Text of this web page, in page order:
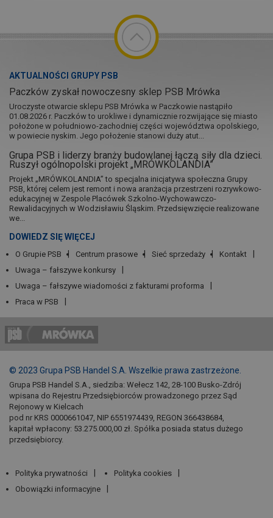
AKTUALNOŚCI GRUPY PSB
Paczków zyskał nowoczesny sklep PSB Mrówka
Uroczyste otwarcie sklepu PSB Mrówka w Paczkowie nastąpiło
01.08.2026 r. Paczków to urokliwe i dynamicznie rozwijające się miasto
położone w południowo-zachodniej części województwa opolskiego,
w powiecie nyskim. Jego położenie stanowi duży atut...
Grupa PSB i liderzy branży budowlanej łączą siły dla dzieci.
Ruszył ogólnopolski projekt „MRÓWKOLANDIA”
Projekt „MRÓWKOLANDIA” to specjalna inicjatywa społeczna Grupy
PSB, której celem jest remont i nowa aranżacja przestrzeni rozrywkowo-
edukacyjnej w Zespole Placówek Szkolno-Wychowawczo-
Rewalidacyjnych w Wodzisławiu Śląskim. Przedsięwzięcie realizowane
we...
DOWIEDZ SIĘ WIĘCEJ
O Grupie PSB Centrum prasowe Sieć sprzedaży
Kontakt
Uwaga – fałszywe konkursy
Uwaga – fałszywe wiadomości z fakturami proforma
Praca w PSB
© 2023 Grupa PSB Handel S.A. Wszelkie prawa zastrzeżone.
Grupa PSB Handel S.A., siedziba: Wełecz 142, 28-100 Busko-Zdrój
wpisana do Rejestru Przedsiębiorców prowadzonego przez Sąd
Rejonowy w Kielcach
pod nr KRS 0000661047, NIP 6551974439, REGON 366438684,
kapitał wpłacony: 53.275.000,00 zł. Spółka posiada status dużego
przedsiębiorcy.
Polityka prywatności
Polityka cookies
Obowiązki informacyjne